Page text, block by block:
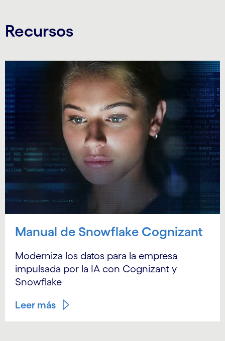
Recursos
Manual de Snowflake Cognizant
Moderniza los datos para la empresa
impulsada por la IA con Cognizant y
Snowflake
Leer más